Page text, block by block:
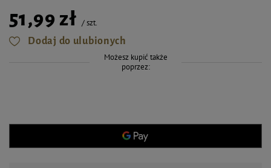
51,99 zł /szt.
Dodaj do ulubionych
Możesz kupić także
poprzez: